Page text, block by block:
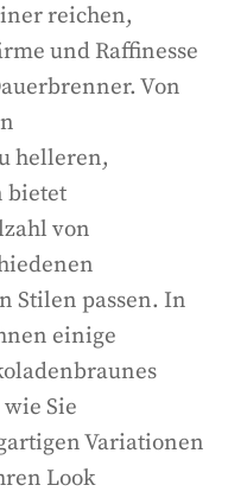
reichen,
und Raffinesse
Von
helleren,
bietet
von
Stilen passen. In
einige
Sie
Variationen
Look